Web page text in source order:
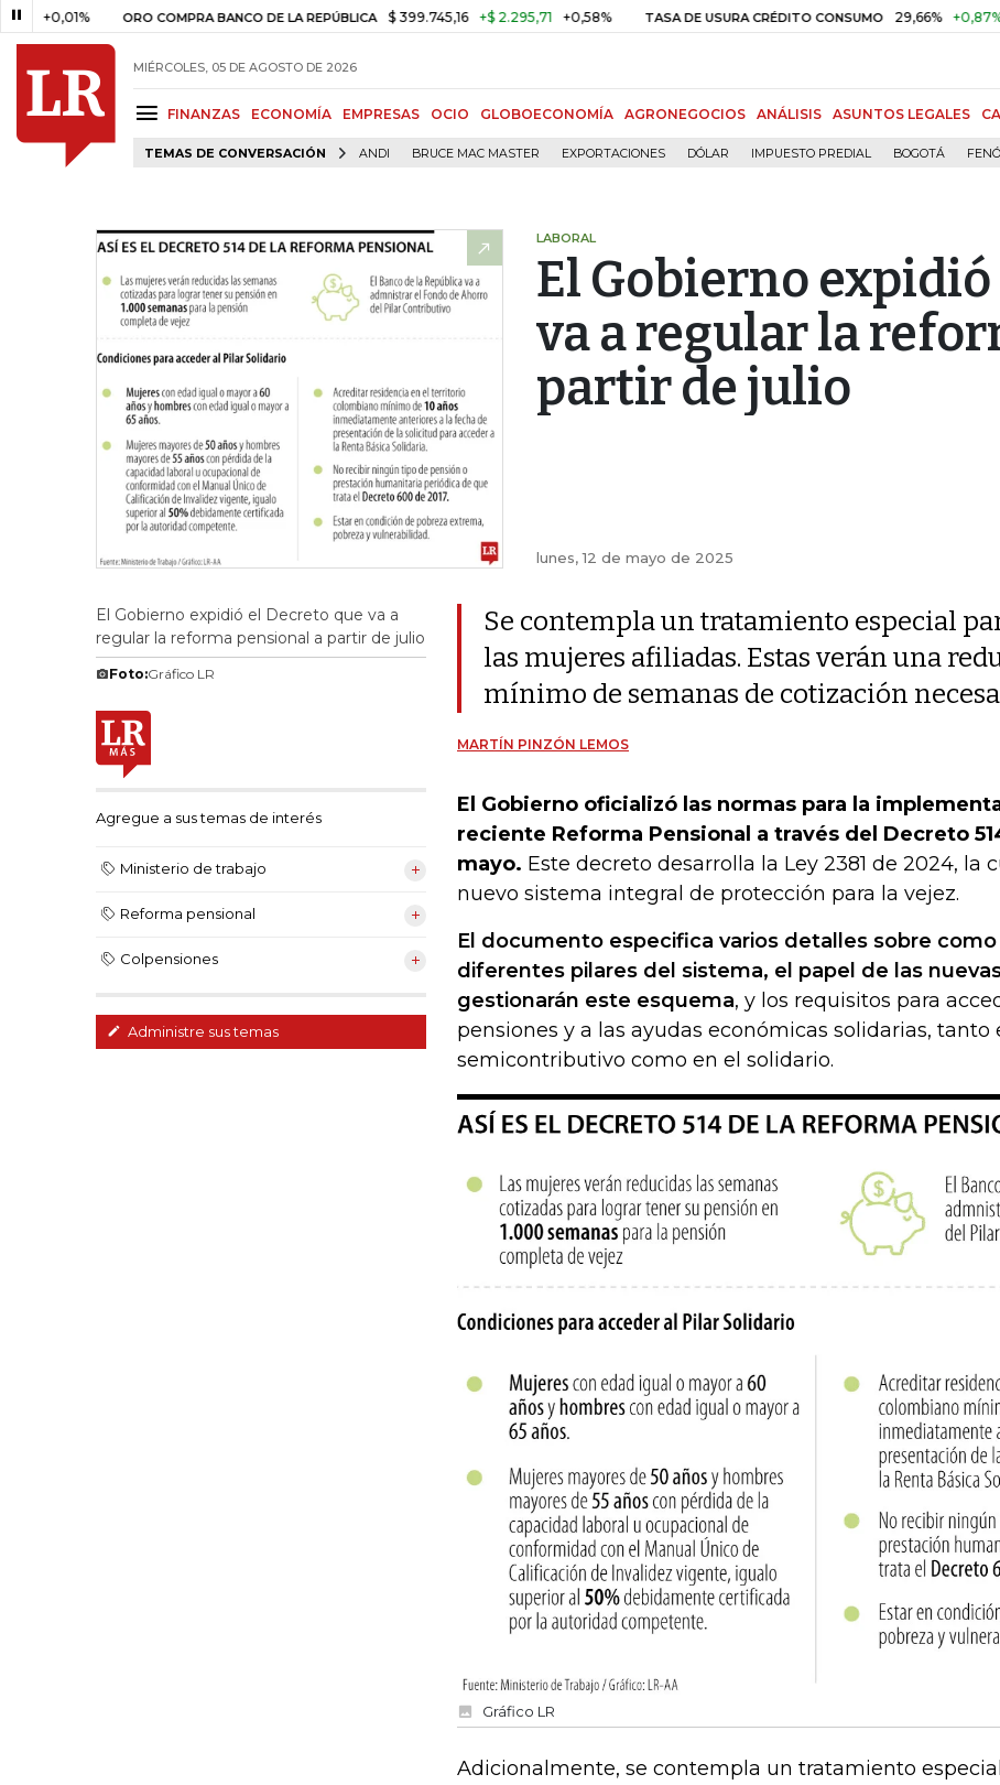
ORO COMPRA BANCO DE LA REPÚBLICA $ 399.745,16 +$ 2.295,71 +0,58% TASA DE USURA CRÉDITO CONSUMO 29,66% +0,87%
MIÉRCOLES, 05 DE AGOSTO DE 2026
FINANZAS ECONOMÍA EMPRESAS OCIO GLOBOECONOMÍA AGRONEGOCIOS ANÁLISIS ASUNTOS LEGALES
TEMAS DE CONVERSACIÓN ANDI BRUCE MAC MASTER EXPORTACIONES DÓLAR IMPUESTO PREDIAL BOGOTÁ
LABORAL
El Gobierno
va a regular la
partir de julio
lunes, 12 de mayo de 2025
El Gobierno expidió el Decreto que va a
regular la reforma pensional a partir de julio
Foto:Gráfico LR
Agregue a sus temas de interés
Ministerio de trabajo
Reforma pensional
Colpensiones
Administre sus temas
Se contempla un tratamiento especial
las mujeres afiliadas. Estas verán una
mínimo de semanas de cotización
MARTÍN PINZÓN LEMOS
El Gobierno oficializó las normas para la
reciente Reforma Pensional a través del Decreto
mayo. Este decreto desarrolla la Ley 2381 de 2024, la
nuevo sistema integral de protección para la vejez.
El documento especifica varios detalles sobre como
diferentes pilares del sistema, el papel de las
gestionarán este esquema, y los requisitos para
pensiones y a las ayudas económicas solidarias,
semicontributivo como en el solidario.
Gráfico LR
Adicionalmente, se contempla un tratamiento